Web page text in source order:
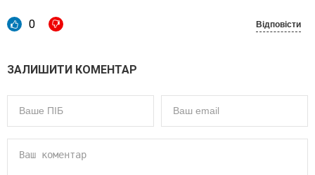
0 Відповісти
ЗАЛИШИТИ КОМЕНТАР